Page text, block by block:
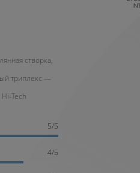
створка,
триплекс —
Tech
5/5
4/5